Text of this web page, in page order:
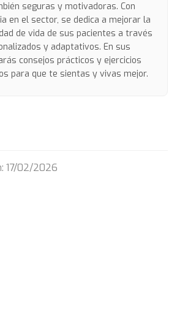
seguras y motivadoras. Con
en el sector, se dedica a mejorar la
de vida de sus pacientes a través
y adaptativos. En sus
consejos prácticos y ejercicios
para que te sientas y vivas mejor.
17/02/2026